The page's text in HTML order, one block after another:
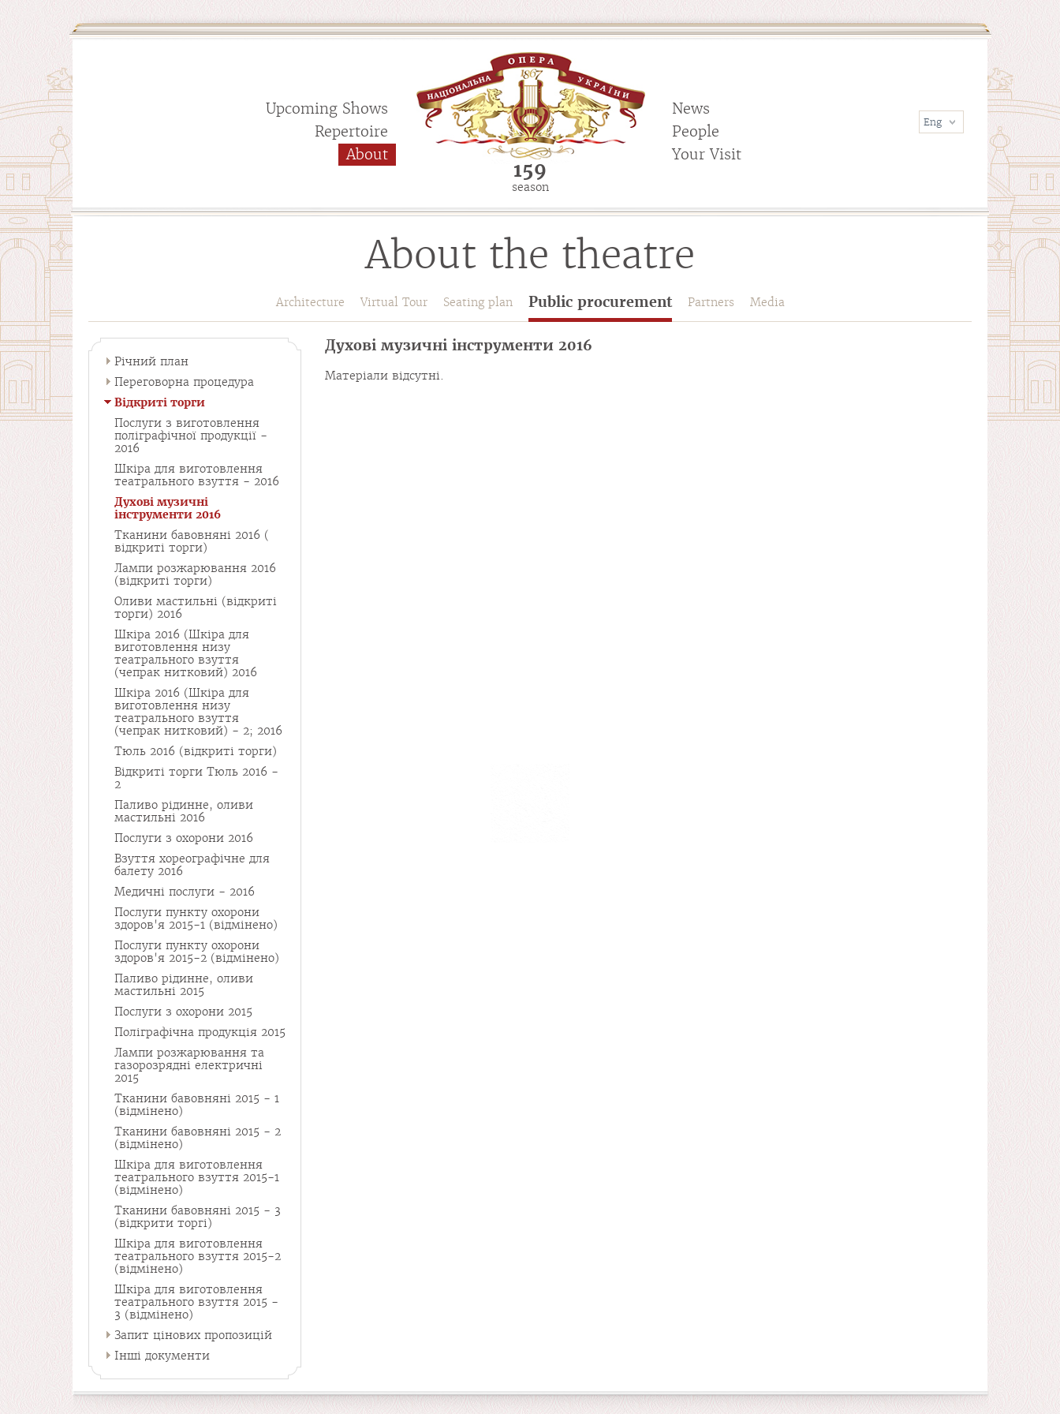
Upcoming Shows
Repertoire
About
News
People
Your Visit
159
season
About the theatre
Architecture Virtual Tour Seating plan Public procurement Partners Media
Річний план
Переговорна процедура
Відкриті торги
Послуги з виготовлення
поліграфічної продукції -
2016
Шкіра для виготовлення
театрального взуття - 2016
Духові музичні
інструменти 2016
Тканини бавовняні 2016 (
відкриті торги)
Лампи розжарювання 2016
(відкриті торги)
Оливи мастильні (відкриті
торги) 2016
Шкіра 2016 (Шкіра для
виготовлення низу
театрального взуття
(чепрак нитковий) 2016
Шкіра 2016 (Шкіра для
виготовлення низу
театрального взуття
(чепрак нитковий) - 2; 2016
Тюль 2016 (відкриті торги)
Відкриті торги Тюль 2016 -
2
Паливо рідинне, оливи
мастильні 2016
Послуги з охорони 2016
Взуття хореографічне для
балету 2016
Медичні послуги - 2016
Послуги пункту охорони
здоров'я 2015-1 (відмінено)
Послуги пункту охорони
здоров'я 2015-2 (відмінено)
Паливо рідинне, оливи
мастильні 2015
Послуги з охорони 2015
Поліграфічна продукція 2015
Лампи розжарювання та
газорозрядні електричні
2015
Тканини бавовняні 2015 - 1
(відмінено)
Тканини бавовняні 2015 - 2
(відмінено)
Шкіра для виготовлення
театрального взуття 2015-1
(відмінено)
Тканини бавовняні 2015 - 3
(відкрити торгі)
Шкіра для виготовлення
театрального взуття 2015-2
(відмінено)
Шкіра для виготовлення
театрального взуття 2015 -
3 (відмінено)
Запит цінових пропозицій
Інші документи
Духові музичні інструменти 2016
Матеріали відсутні.